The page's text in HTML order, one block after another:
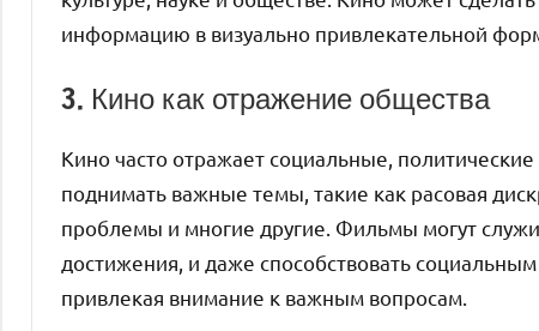
информацию в визуально привлекательной
3. Кино как отражение общества
Кино часто отражает социальные,
поднимать важные темы, такие как расовая
проблемы и многие другие. Фильмы могут
достижения, и даже способствовать
привлекая внимание к важным вопросам.